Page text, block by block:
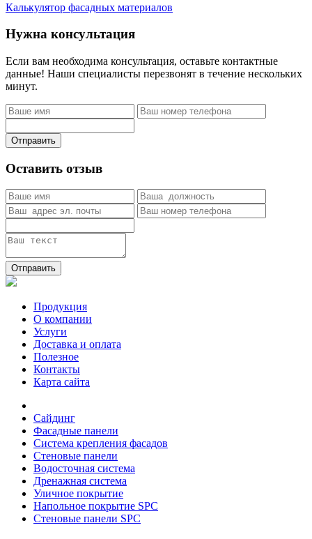
Калькулятор фасадных материалов
Нужна консультация
Если вам необходима консультация, оставьте контактные
данные! Наши специалисты перезвонят в течение нескольких
минут.
Отправить
Оставить отзыв
Отправить
Продукция
О компании
Услуги
Доставка и оплата
Полезное
Контакты
Карта сайта
Сайдинг
Фасадные панели
Система крепления фасадов
Стеновые панели
Водосточная система
Дренажная система
Уличное покрытие
Напольное покрытие SPC
Стеновые панели SPC